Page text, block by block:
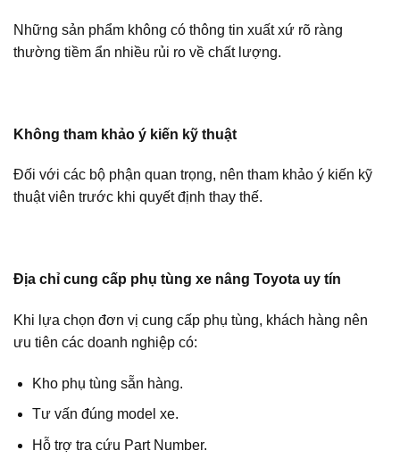
Những sản phẩm không có thông tin xuất xứ rõ ràng
thường tiềm ẩn nhiều rủi ro về chất lượng.
Không tham khảo ý kiến kỹ thuật
Đối với các bộ phận quan trọng, nên tham khảo ý kiến kỹ
thuật viên trước khi quyết định thay thế.
Địa chỉ cung cấp phụ tùng xe nâng Toyota uy tín
Khi lựa chọn đơn vị cung cấp phụ tùng, khách hàng nên
ưu tiên các doanh nghiệp có:
Kho phụ tùng sẵn hàng.
Tư vấn đúng model xe.
Hỗ trợ tra cứu Part Number.